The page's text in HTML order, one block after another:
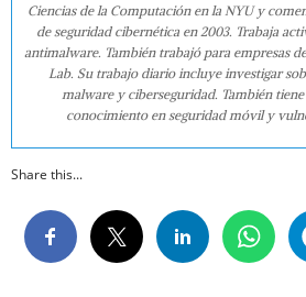
Ciencias de la Computación en la NYU y
de seguridad cibernética en 2003. Trabaja
antimalware. También trabajó para empresas
Lab. Su trabajo diario incluye investigar
malware y ciberseguridad. También
conocimiento en seguridad móvil y
Share this...